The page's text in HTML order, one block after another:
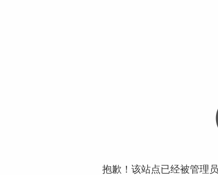
抱歉！该站点已经被管理